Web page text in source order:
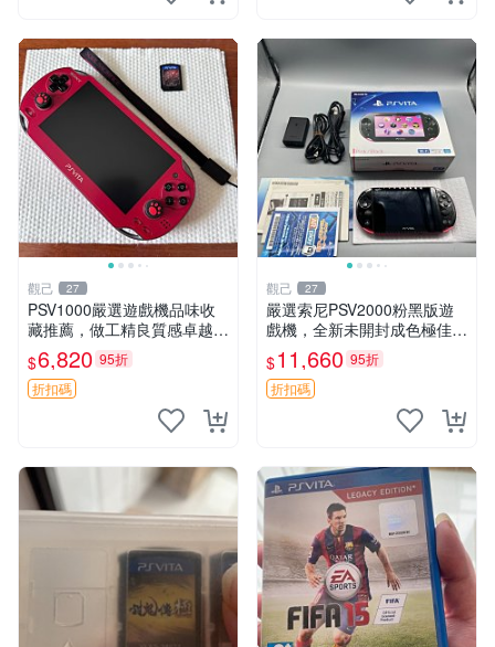
觀己 27
PSV1000嚴選遊戲機品味收
藏推薦，做工精良質感卓越
屏幕表現領先一代 無塑料廉
感 上手順滑 psv1000 psv100
0電玩 psv1000遊戲機
$6,820 95折
折扣碼
觀己 27
嚴選索尼PSV2000粉黑版遊
戲機，全新未開封成色極佳！
9新機殼完整無損，功能運作
順暢如初。 建議收藏珍品！
電玩粉必入手！ PSV2000 PS
$11,660 95折
折扣碼